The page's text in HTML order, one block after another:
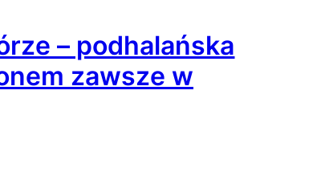
– podhalańska
zawsze w